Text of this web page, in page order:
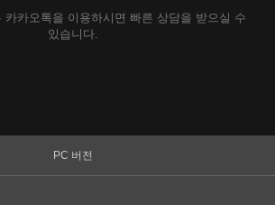
카카오톡을 이용하시면 빠른 상담을 받으실 수
있습니다.
PC 버전